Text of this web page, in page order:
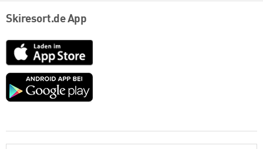
Skiresort.de App
App
Store
Google